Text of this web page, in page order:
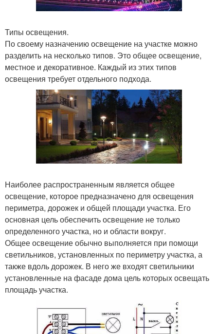
Типы освещения.
По своему назначению освещение на участке можно
разделить на несколько типов. Это общее освещение,
местное и декоративное. Каждый из этих типов
освещения требует отдельного подхода.
Наиболее распространенным является общее
освещение, которое предназначено для освещения
периметра, дорожек и общей площади участка. Его
основная цель обеспечить освещение не только
определенного участка, но и области вокруг.
Общее освещение обычно выполняется при помощи
светильников, установленных по периметру участка, а
также вдоль дорожек. В него же входят светильники
установленные на фасаде дома цель которых освещать
площадь участка.